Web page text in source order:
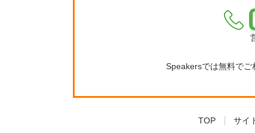
Speakersでは無料でご
TOP サイ